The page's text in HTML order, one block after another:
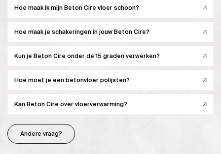
Hoe maak ik mijn Beton Cire vloer schoon?
Hoe maak je schakeringen in jouw Beton Cire?
Kun je Beton Cire onder de 15 graden verwerken?
Hoe moet je een betonvloer polijsten?
Kan Beton Cire over vloerverwarming?
Andere vraag?